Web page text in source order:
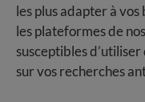
les plus adapter à
les plateformes de
susceptibles
sur vos recherches